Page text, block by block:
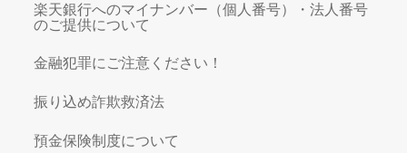
楽天銀行へのマイナンバー（個人番号）・法人番号
のご提供について
金融犯罪にご注意ください！
振り込め詐欺救済法
預金保険制度について